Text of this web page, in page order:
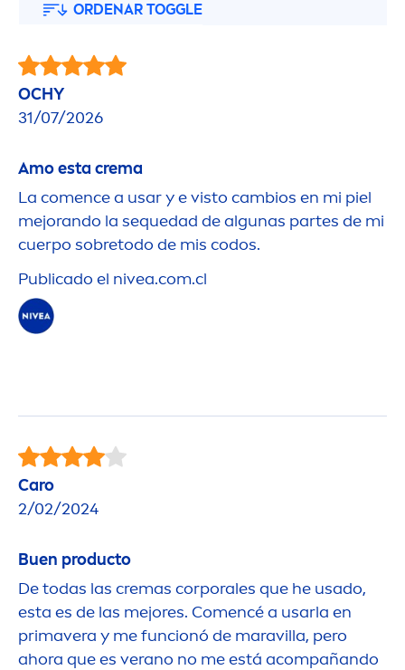
ORDENAR TOGGLE
OCHY
31/07/2026
Amo esta crema
La comence a usar y e visto cambios en mi piel
mejorando la sequedad de algunas partes de mi
cuerpo sobretodo de mis codos.
Publicado el nivea.com.cl
Caro
2/02/2024
Buen producto
De todas las cremas corporales que he usado,
esta es de las mejores. Comencé a usarla en
primavera y me funcionó de maravilla, pero
ahora que es verano no me está acompañando